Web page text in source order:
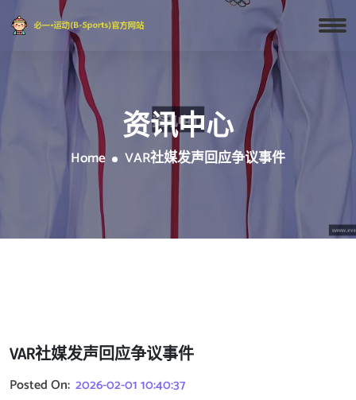
资讯中心
Home VAR社媒发声回应争议事件
VAR社媒发声回应争议事件
Posted On: 2026-02-01 10:40:37